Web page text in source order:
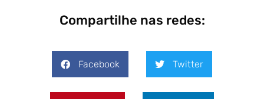
Compartilhe nas redes:
Facebook Twitter